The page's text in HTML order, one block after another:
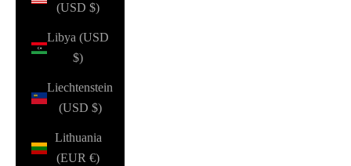
(USD $)
Libya (USD
$)
Liechtenstein
(USD $)
Lithuania
(EUR €)